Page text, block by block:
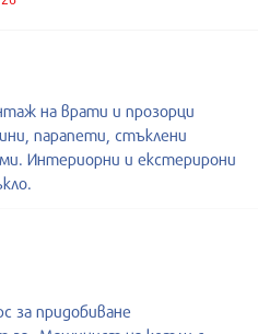
на врати и прозорци
парапети, стъклени
Интериорни и екстерирони
за придобиване